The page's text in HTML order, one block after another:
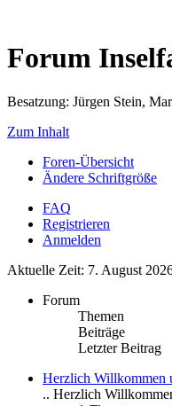
Forum
Besatzung: Jürgen Stein,
Zum Inhalt
Foren-Übersicht
Ändere Schriftgröße
FAQ
Registrieren
Anmelden
Aktuelle Zeit: 7. August
Forum
Themen
Beiträge
Letzter Beitrag
Herzlich Willkommen
.. Herzlich